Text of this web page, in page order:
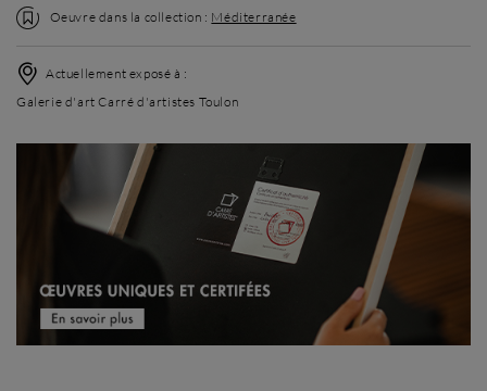
Oeuvre dans la collection : Méditerranée
Actuellement exposé à :
Galerie d'art Carré d'artistes Toulon